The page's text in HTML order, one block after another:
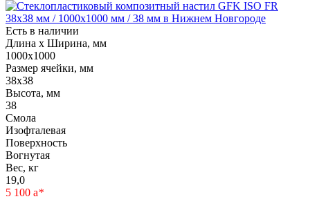
Есть в наличии
Длина х Ширина, мм
1000x1000
Размер ячейки, мм
38х38
Высота, мм
38
Смола
Изофталевая
Поверхность
Вогнутая
Вес, кг
19,0
5 100 a*